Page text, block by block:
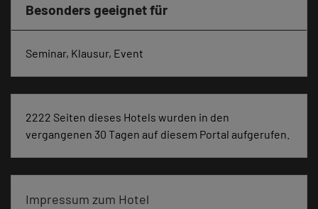
Besonders geeignet für
Seminar, Klausur, Event
2222 Seiten dieses Hotels wurden in den
vergangenen 30 Tagen auf diesem Portal aufgerufen.
Impressum zum Hotel